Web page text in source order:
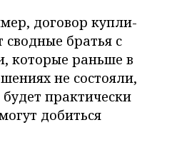
договор купли-
братья с
которые раньше в
не состояли,
практически
добиться